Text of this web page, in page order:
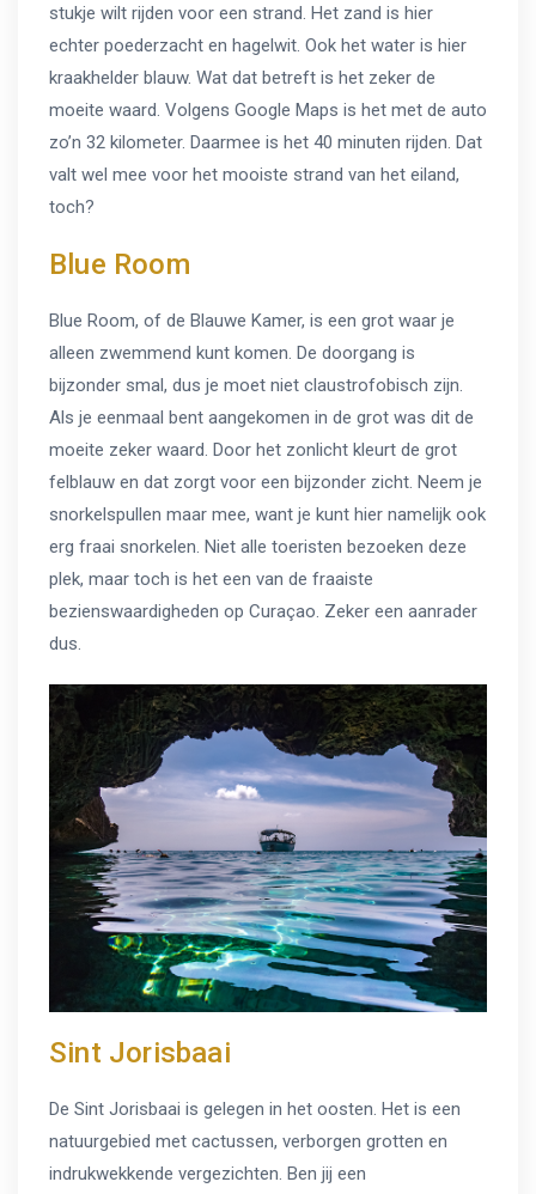
stukje wilt rijden voor een strand. Het zand is hier
echter poederzacht en hagelwit. Ook het water is hier
kraakhelder blauw. Wat dat betreft is het zeker de
moeite waard. Volgens Google Maps is het met de auto
zo’n 32 kilometer. Daarmee is het 40 minuten rijden. Dat
valt wel mee voor het mooiste strand van het eiland,
toch?
Blue Room
Blue Room, of de Blauwe Kamer, is een grot waar je
alleen zwemmend kunt komen. De doorgang is
bijzonder smal, dus je moet niet claustrofobisch zijn.
Als je eenmaal bent aangekomen in de grot was dit de
moeite zeker waard. Door het zonlicht kleurt de grot
felblauw en dat zorgt voor een bijzonder zicht. Neem je
snorkelspullen maar mee, want je kunt hier namelijk ook
erg fraai snorkelen. Niet alle toeristen bezoeken deze
plek, maar toch is het een van de fraaiste
bezienswaardigheden op Curaçao. Zeker een aanrader
dus.
Sint Jorisbaai
De Sint Jorisbaai is gelegen in het oosten. Het is een
natuurgebied met cactussen, verborgen grotten en
indrukwekkende vergezichten. Ben jij een